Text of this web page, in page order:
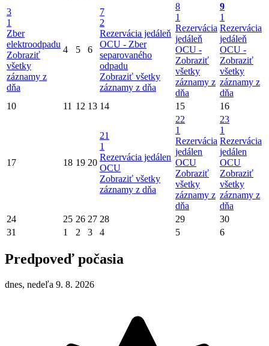
3
1
Zber
elektroodpadu
Zobraziť
všetky
záznamy z
dňa
4 5 6
7
2
Rezervácia jedáleň
OCU - Zber
separovaného
odpadu
Zobraziť všetky
záznamy z dňa
8
1
Rezervácia
jedáleň
OCU -
Zobraziť
všetky
záznamy z
dňa
9
1
Rezervácia
jedáleň
OCU -
Zobraziť
všetky
záznamy z
dňa
10
11 12 13 14 15 16
17 18 19 20
21
1
Rezervácia jedálen
OCU
Zobraziť všetky
záznamy z dňa
22
1
Rezervácia
jedálen
OCU
Zobraziť
všetky
záznamy z
dňa
23
1
Rezervácia
jedálen
OCU
Zobraziť
všetky
záznamy z
dňa
24
25 26 27 28 29
30
31
1 2 3 4 5 6
Predpoveď počasia
dnes, nedeľa 9. 8. 2026